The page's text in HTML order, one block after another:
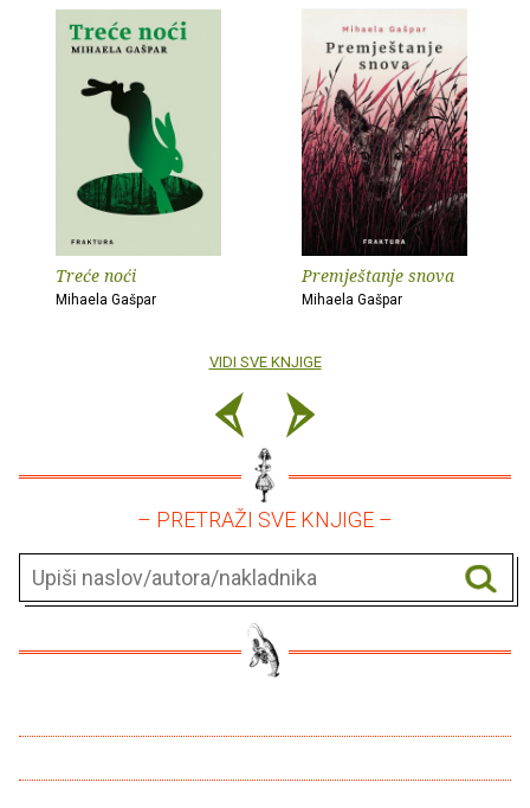
Treće noći
Mihaela Gašpar
Premještanje snova
Mihaela Gašpar
VIDI SVE KNJIGE
– PRETRAŽI SVE KNJIGE –